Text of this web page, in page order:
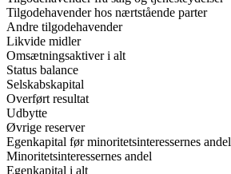
Tilgodehavender hos nærtstående parter
Andre tilgodehavender
Likvide midler
Omsætningsaktiver i alt
Status balance
Selskabskapital
Overført resultat
Udbytte
Øvrige reserver
Egenkapital før minoritetsinteressernes andel
Minoritetsinteressernes andel
Egenkapital i alt